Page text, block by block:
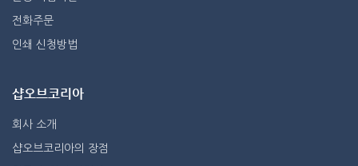
전화주문
인쇄 신청방법
샵오브코리아
회사 소개
샵오브코리아의 장점